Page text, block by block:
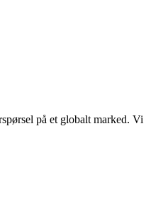
på et globalt marked. Vi